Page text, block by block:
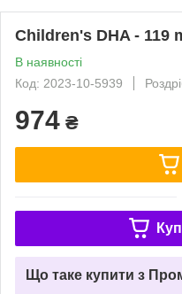
Children's DHA - 119
В наявності
Код: 2023-10-5939
974 ₴
Що таке купити з